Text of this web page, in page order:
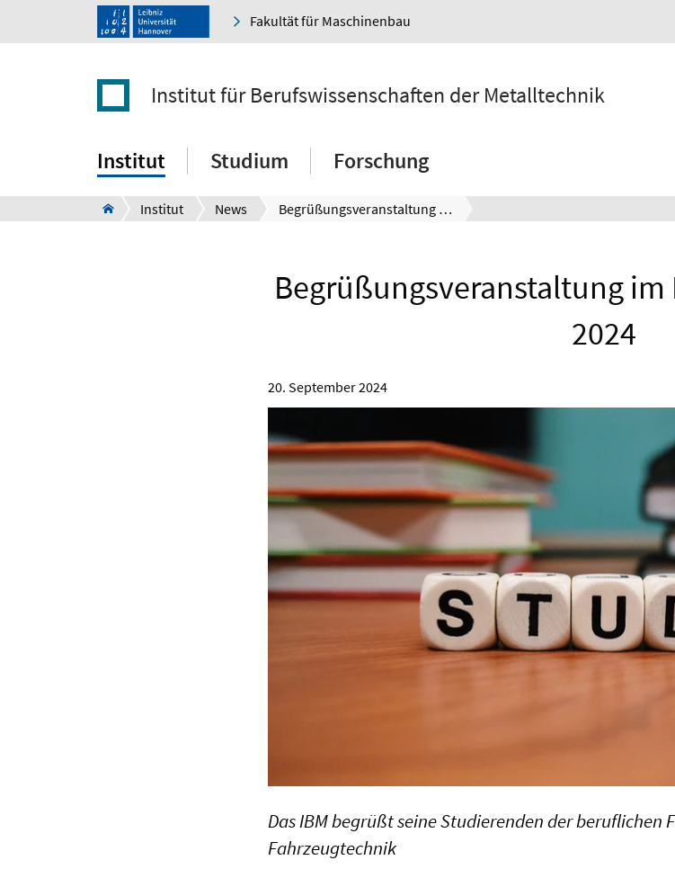
Fakultät für Maschinenbau
Institut für Berufswissenschaften der Metalltechnik
Institut Studium Forschung
Institut News Begrüßungsveranstaltung im IBM am 16. Oktober 2024
Begrüßungsveranstaltung im
2024
20. September 2024
Das IBM begrüßt seine Studierenden der beruflichen
Fahrzeugtechnik